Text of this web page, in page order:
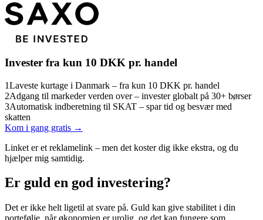
Invester fra kun 10 DKK pr. handel
1Laveste kurtage i Danmark – fra kun 10 DKK pr. handel
2Adgang til markeder verden over – invester globalt på 30+ børser
3Automatisk indberetning til SKAT – spar tid og besvær med
skatten
Kom i gang gratis →
Linket er et reklamelink – men det koster dig ikke ekstra, og du
hjælper mig samtidig.
Er guld en god investering?
Det er ikke helt ligetil at svare på. Guld kan give stabilitet i din